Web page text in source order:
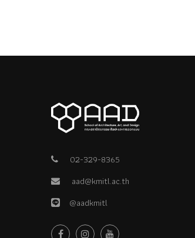
02-329-8365
aad@kmitl.ac.th
@aadkmitl